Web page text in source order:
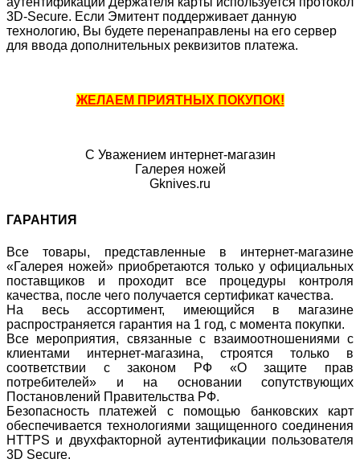
3D-Secure. Если Эмитент поддерживает данную
технологию, Вы будете перенаправлены на его сервер
для ввода дополнительных реквизитов платежа.
ЖЕЛАЕМ ПРИЯТНЫХ ПОКУПОК!
С Уважением интернет-магазин
Галерея ножей
Gknives.ru
ГАРАНТИЯ
Все товары, представленные в интернет-магазине
«Галерея ножей» приобретаются только у официальных
поставщиков и проходит все процедуры контроля
качества, после чего получается сертификат качества.
На весь ассортимент, имеющийся в магазине
распространяется гарантия на 1 год, с момента покупки.
Все мероприятия, связанные с взаимоотношениями с
клиентами интернет-магазина, строятся только в
соответствии с законом РФ «О защите прав
потребителей» и на основании сопутствующих
Постановлений Правительства РФ.
Безопасность платежей с помощью банковских карт
обеспечивается технологиями защищенного соединения
HTTPS и двухфакторной аутентификации пользователя
3D Secure.